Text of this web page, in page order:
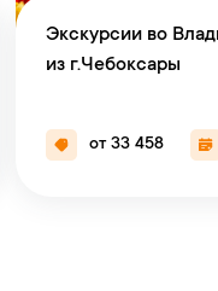
Экскурсии во
из г.Чебоксары
от 33 458